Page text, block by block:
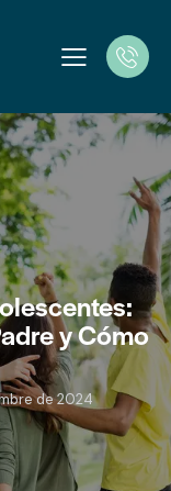
y Cómo
de 2024